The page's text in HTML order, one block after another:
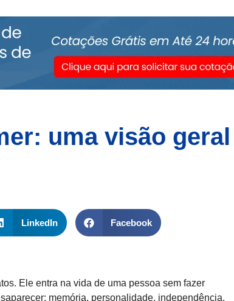
uma visão geral
LinkedIn Facebook
Ele entra na vida de uma pessoa sem fazer
memória, personalidade, independência.